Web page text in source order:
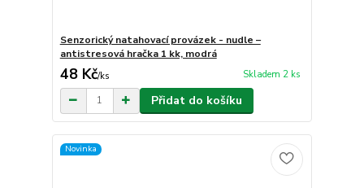
Senzorický natahovací provázek - nudle –
antistresová hračka 1 kk, modrá
48 Kč/ks Skladem 2 ks
Přidat do košíku
Novinka